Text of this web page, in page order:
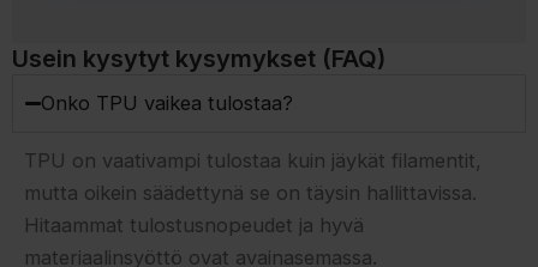
Usein kysytyt kysymykset (FAQ)
Onko TPU vaikea tulostaa?
TPU on vaativampi tulostaa kuin jäykät filamentit,
mutta oikein säädettynä se on täysin hallittavissa.
Hitaammat tulostusnopeudet ja hyvä
materiaalinsyöttö ovat avainasemassa.